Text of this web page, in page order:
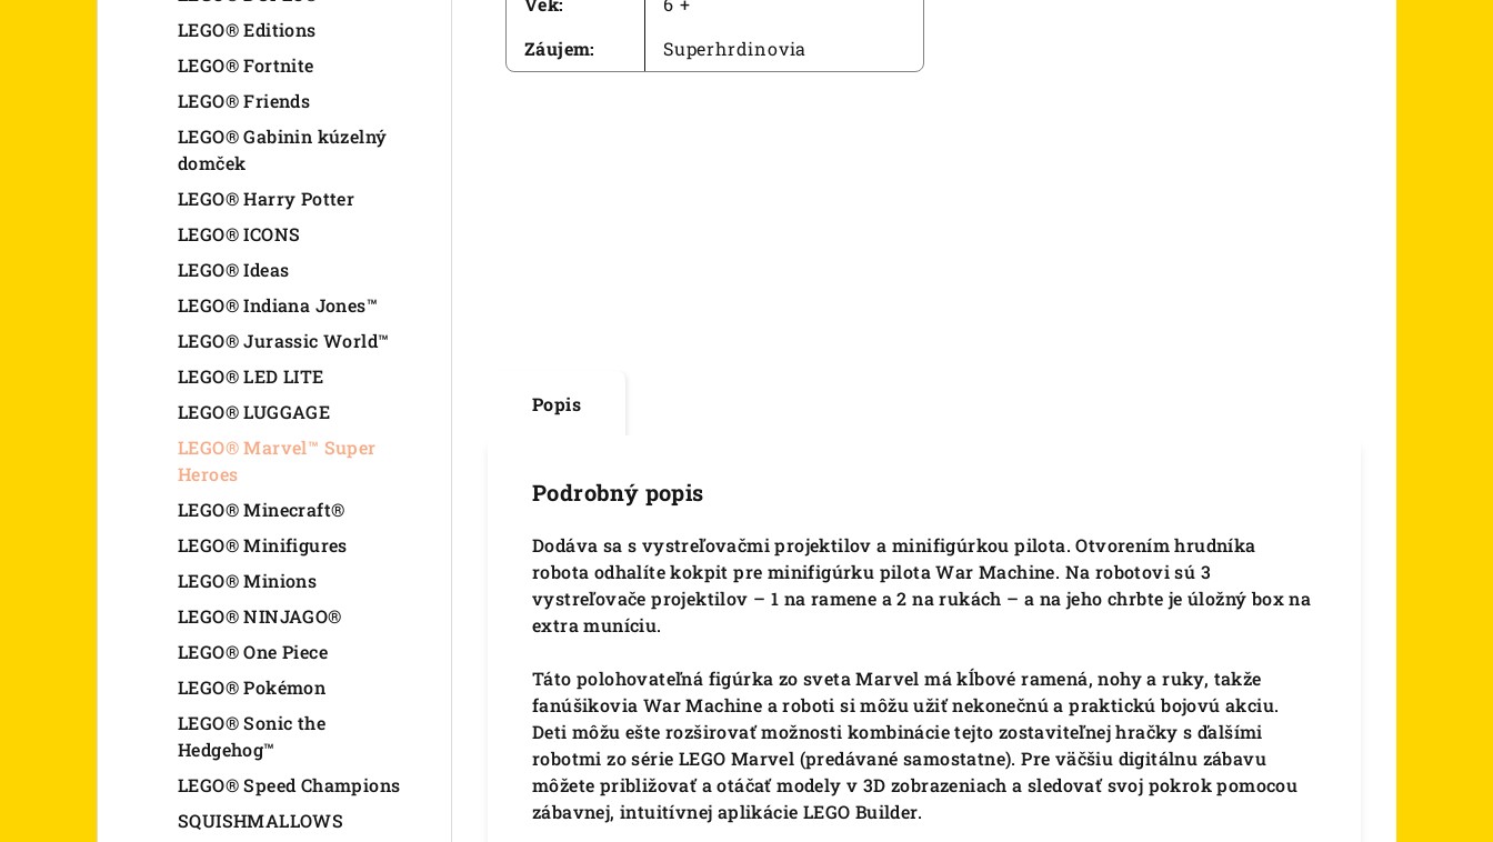
LEGO® Editions
LEGO® Fortnite
LEGO® Friends
LEGO® Gabinin kúzelný
domček
LEGO® Harry Potter
LEGO® ICONS
LEGO® Ideas
LEGO® Indiana Jones™
LEGO® Jurassic World™
LEGO® LED LITE
LEGO® LUGGAGE
LEGO® Marvel™ Super
Heroes
LEGO® Minecraft®
LEGO® Minifigures
LEGO® Minions
LEGO® NINJAGO®
LEGO® One Piece
LEGO® Pokémon
LEGO® Sonic the
Hedgehog™
LEGO® Speed Champions
SQUISHMALLOWS
Záujem: Superhrdinovia
Popis
Podrobný popis
Dodáva sa s vystreľovačmi projektilov a minifigúrkou pilota. Otvorením hrudníka
robota odhalíte kokpit pre minifigúrku pilota War Machine. Na robotovi sú 3
vystreľovače projektilov – 1 na ramene a 2 na rukách – a na jeho chrbte je úložný box na
extra muníciu.
Táto polohovateľná figúrka zo sveta Marvel má kĺbové ramená, nohy a ruky, takže
fanúšikovia War Machine a roboti si môžu užiť nekonečnú a praktickú bojovú akciu.
Deti môžu ešte rozširovať možnosti kombinácie tejto zostaviteľnej hračky s ďalšími
robotmi zo série LEGO Marvel (predávané samostatne). Pre väčšiu digitálnu zábavu
môžete približovať a otáčať modely v 3D zobrazeniach a sledovať svoj pokrok pomocou
zábavnej, intuitívnej aplikácie LEGO Builder.